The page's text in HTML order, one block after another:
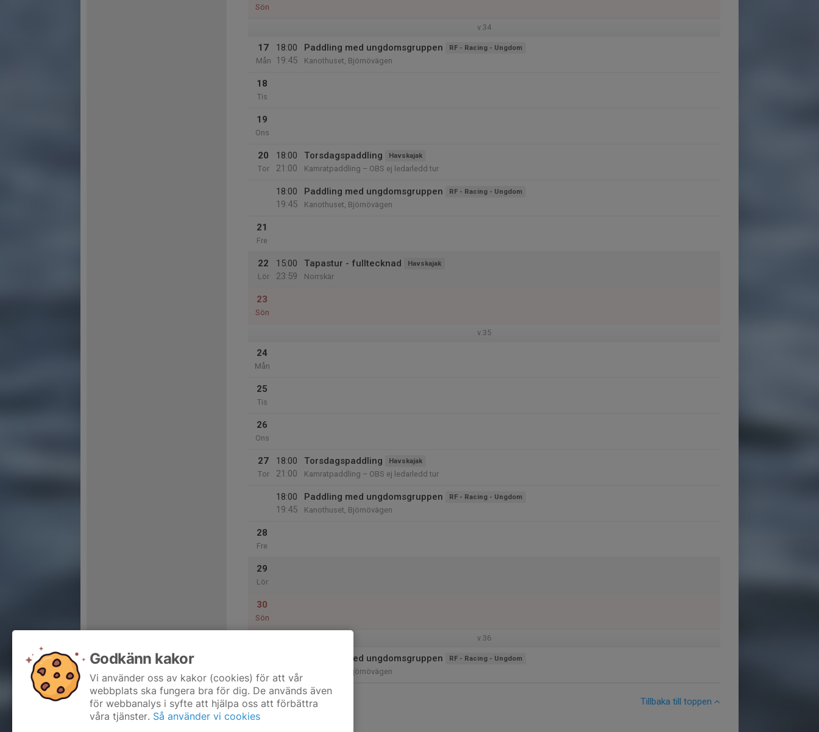
Sön
v.34
17
Mån
18:00
19:45
Paddling med ungdomsgruppen RF - Racing - Ungdom
Kanothuset, Björnövägen
18
Tis
19
Ons
20
Tor
18:00
21:00
Torsdagspaddling Havskajak
Kamratpaddling – OBS ej ledarledd tur
18:00
19:45
Paddling med ungdomsgruppen RF - Racing - Ungdom
Kanothuset, Björnövägen
21
Fre
22
Lör
15:00
23:59
Tapastur - fulltecknad Havskajak
Norrskär
23
Sön
v.35
24
Mån
25
Tis
26
Ons
27
Tor
18:00
21:00
Torsdagspaddling Havskajak
Kamratpaddling – OBS ej ledarledd tur
18:00
19:45
Paddling med ungdomsgruppen RF - Racing - Ungdom
Kanothuset, Björnövägen
28
Fre
29
Lör
30
Sön
v.36
19:45
Paddling med ungdomsgruppen RF - Racing - Ungdom
Kanothuset, Björnövägen
Tillbaka till toppen
Godkänn kakor
Vi använder oss av kakor (cookies) för att vår
webbplats ska fungera bra för dig. De används även
för webbanalys i syfte att hjälpa oss att förbättra
våra tjänster. Så använder vi cookies